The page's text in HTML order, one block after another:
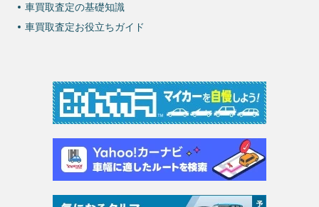
車買取査定の基礎知識
車買取査定お役立ちガイド